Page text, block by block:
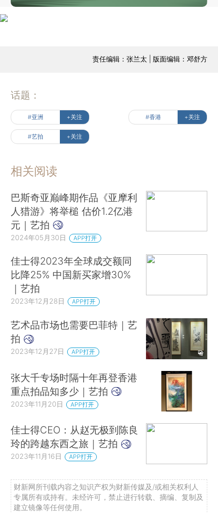
责任编辑：张兰太 | 版面编辑：邓舒方
话题：
#亚洲 +关注 #香港 +关注
#艺拍 +关注
相关阅读
巴斯奇亚巅峰期作品《亚摩利
人猎游》将举槌 估价1.2亿港
元｜艺拍
2024年05月30日 APP打开
佳士得2023年全球成交额同
比降25% 中国新买家增30%
｜艺拍
2023年12月28日 APP打开
艺术品市场也需要巴菲特｜艺
拍
2023年12月27日 APP打开
张大千专场时隔十年再登香港
重点拍品知多少｜艺拍
2023年11月20日 APP打开
佳士得CEO：从赵无极到陈良
玲的跨越东西之旅｜艺拍
2023年11月16日 APP打开
财新网所刊载内容之知识产权为财新传媒及/或相关权利人
专属所有或持有。未经许可，禁止进行转载、摘编、复制及
建立镜像等任何使用。